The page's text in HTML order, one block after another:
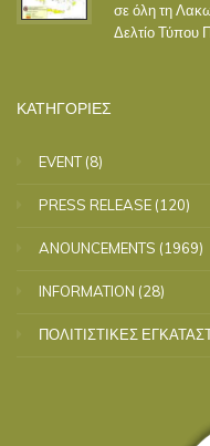
σε όλη τη
Δελτίο Τύπου
ΚΑΤΗΓΟΡΙΕΣ
EVENT(8)
PRESS RELEASE (120)
ANOUNCEMENTS (1969)
INFORMATION (28)
ΠΟΛΙΤΙΣΤΙΚΕΣ